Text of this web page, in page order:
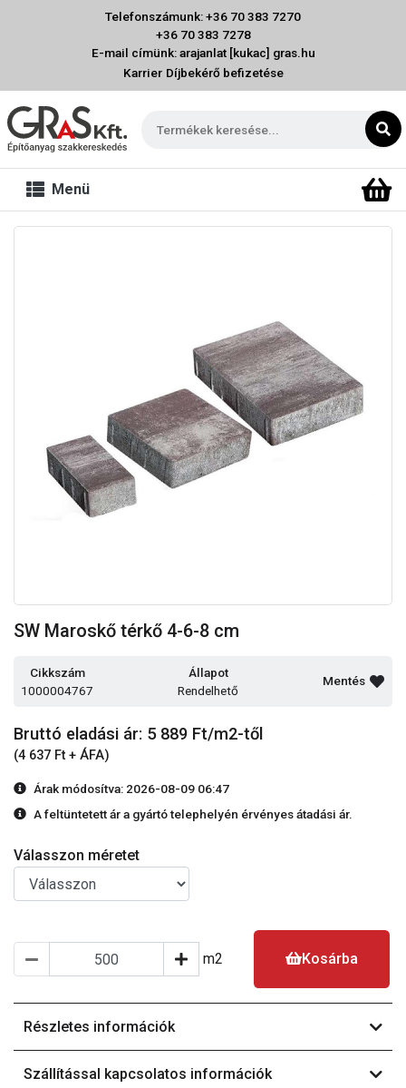
Telefonszámunk: +36 70 383 7270
+36 70 383 7278
E-mail címünk: arajanlat [kukac] gras.hu
Karrier Díjbekérő befizetése
Menü
SW Maroskő térkő 4-6-8 cm
Cikkszám
1000004767
Állapot
Rendelhető
Mentés
Bruttó eladási ár: 5 889 Ft/m2-től
(4 637 Ft + ÁFA)
Árak módosítva: 2026-08-09 06:47
A feltüntetett ár a gyártó telephelyén érvényes átadási ár.
Válasszon méretet
m2 Kosárba
Részletes információk
Szállítással kapcsolatos információk